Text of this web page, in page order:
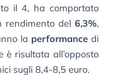
il 4, ha comportato
rendimento del 6,3%,
la performancedi
è risultata all’opposto
sugli 8,4-8,5 euro.